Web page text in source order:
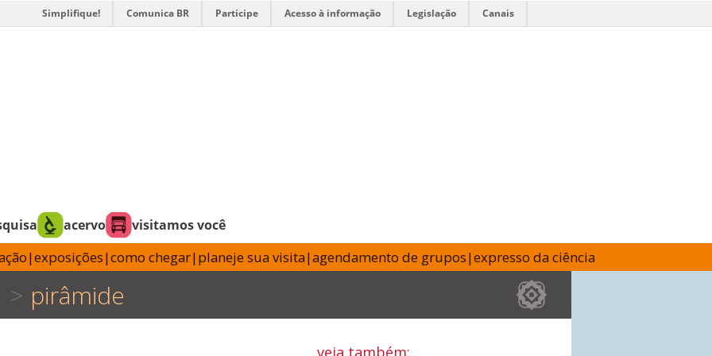
Simplifique! Comunica BR Participe Acesso à informação Legislação Canais
acervo visitamos você
|exposições|como chegar|planeje sua visita|agendamento de grupos|expresso da ciência
pirâmide
veja também: